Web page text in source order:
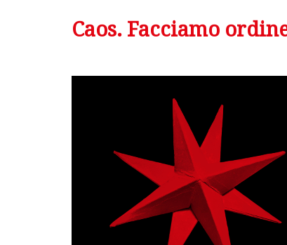
Caos. Facciamo